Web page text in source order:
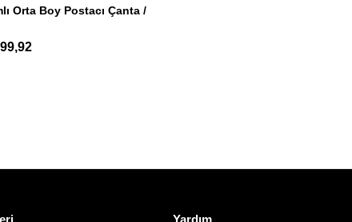
Orta Boy Postacı Çanta /